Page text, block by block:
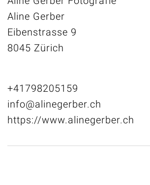
Aline Gerber
Eibenstrasse 9
8045 Zürich
+41798205159
info@alinegerber.ch
https://www.alinegerber.ch